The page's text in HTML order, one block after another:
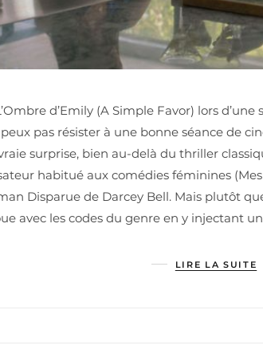
d’Emily (A Simple Favor) lors
pas résister à une bonne séance de
surprise, bien au-delà du thriller
habitué aux comédies féminines
Disparue de Darcey Bell. Mais plutôt
avec les codes du genre en y injectant
LIRE LA SUITE